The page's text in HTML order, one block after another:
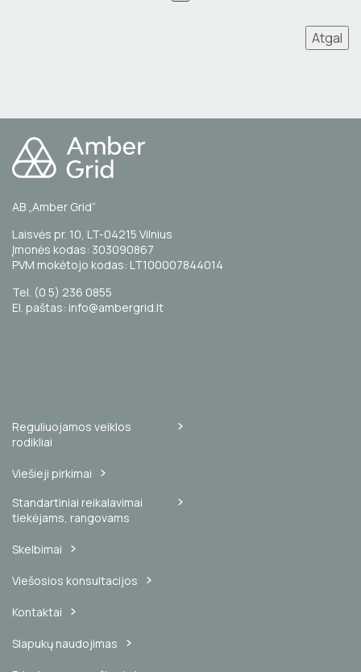
Atgal
AB „Amber Grid“
Laisvės pr. 10, LT-04215 Vilnius
Įmonės kodas: 303090867
PVM mokėtojo kodas: LT100007844014
Tel. (0 5) 236 0855
El. paštas: info@ambergrid.lt
Reguliuojamos veiklos
rodikliai
Viešieji pirkimai
Standartiniai reikalavimai
tiekėjams, rangovams
Skelbimai
Viešosios konsultacijos
Kontaktai
Slapukų naudojimas